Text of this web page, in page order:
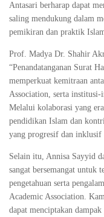
Antasari berharap dapat
saling mendukung dalam
pemikiran dan praktik
Prof. Madya Dr. Shahir
“Penandatanganan Surat
memperkuat kemitraan
Association, serta
Melalui kolaborasi yang
pendidikan Islam dan
yang progresif dan
Selain itu, Annisa Sayyid
sangat bersemangat untuk
pengetahuan serta
Academic Association.
dapat menciptakan